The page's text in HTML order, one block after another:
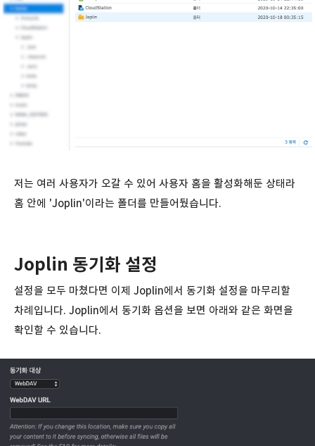
저는 여러 사용자가 오갈 수 있어 사용자 홈을 활성화해둔 상태라
홈 안에 'Joplin'이라는 폴더를 만들어뒀습니다.
Joplin 동기화 설정
설정을 모두 마쳤다면 이제 Joplin에서 동기화 설정을 마무리할
차례입니다. Joplin에서 동기화 옵션을 보면 아래와 같은 화면을
확인할 수 있습니다.